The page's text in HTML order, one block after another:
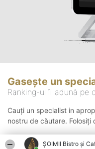
ȘOIMII Bistro și
Gasește un
Ranking-ul îi adună pe
Cauți un specialist in
nostru de căutare. Folosiți